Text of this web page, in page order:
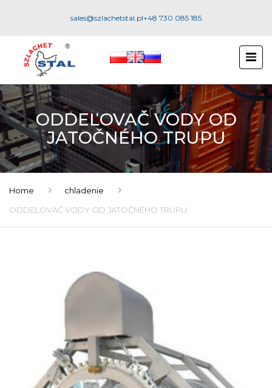
sales@szlachetstal.pl+48 730 085 185
ODDEĽOVAČ VODY OD
JATOČNÉHO TRUPU
Home
chladenie
ODDEĽOVAČ VODY OD JATOČNÉHO TRUPU